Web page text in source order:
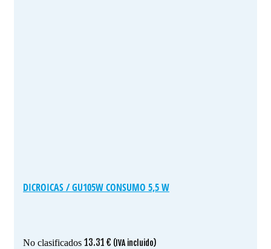
DICROICAS / GU105W CONSUMO 5,5 W
No clasificados 13.31 € (IVA incluido)